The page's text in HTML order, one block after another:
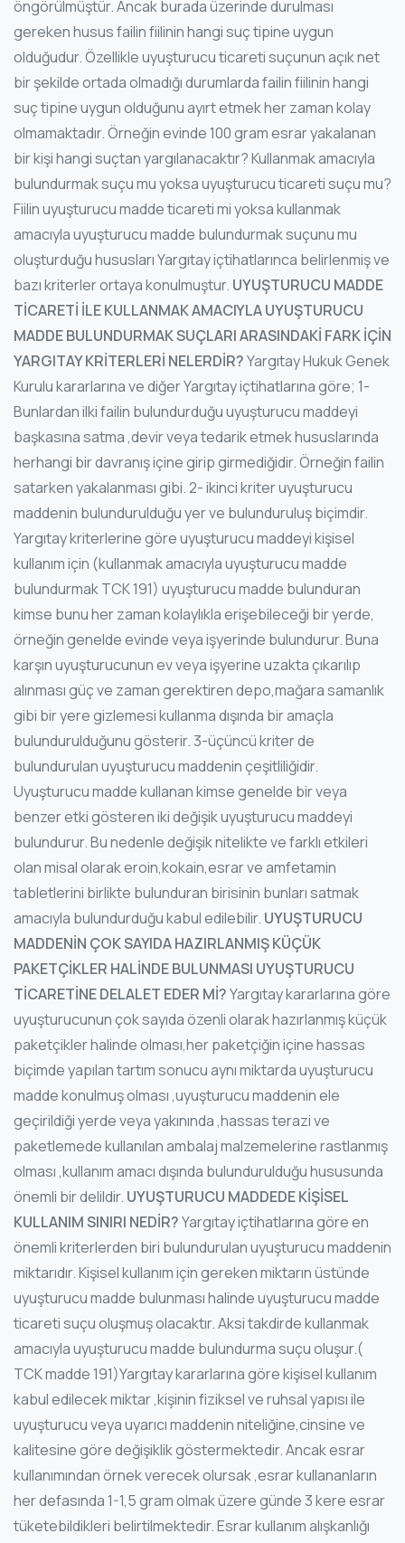
öngörülmüştür. Ancak burada üzerinde durulması
gereken husus failin fiilinin hangi suç tipine uygun
olduğudur. Özellikle uyuşturucu ticareti suçunun açık net
bir şekilde ortada olmadığı durumlarda failin fiilinin hangi
suç tipine uygun olduğunu ayırt etmek her zaman kolay
olmamaktadır. Örneğin evinde 100 gram esrar yakalanan
bir kişi hangi suçtan yargılanacaktır? Kullanmak amacıyla
bulundurmak suçu mu yoksa uyuşturucu ticareti suçu mu?
Fiilin uyuşturucu madde ticareti mi yoksa kullanmak
amacıyla uyuşturucu madde bulundurmak suçunu mu
oluşturduğu hususları Yargıtay içtihatlarınca belirlenmiş ve
bazı kriterler ortaya konulmuştur. UYUŞTURUCU MADDE
TİCARETİ İLE KULLANMAK AMACIYLA UYUŞTURUCU
MADDE BULUNDURMAK SUÇLARI ARASINDAKİ FARK İÇİN
YARGITAY KRİTERLERİ NELERDİR?Yargıtay Hukuk Genek
Kurulu kararlarına ve diğer Yargıtay içtihatlarına göre; 1-
Bunlardan ilki failin bulundurduğu uyuşturucu maddeyi
başkasına satma ,devir veya tedarik etmek hususlarında
herhangi bir davranış içine girip girmediğidir. Örneğin failin
satarken yakalanması gibi. 2- ikinci kriter uyuşturucu
maddenin bulundurulduğu yer ve bulunduruluş biçimdir.
Yargıtay kriterlerine göre uyuşturucu maddeyi kişisel
kullanım için (kullanmak amacıyla uyuşturucu madde
bulundurmak TCK 191) uyuşturucu madde bulunduran
kimse bunu her zaman kolaylıkla erişebileceği bir yerde,
örneğin genelde evinde veya işyerinde bulundurur. Buna
karşın uyuşturucunun ev veya işyerine uzakta çıkarılıp
alınması güç ve zaman gerektiren depo,mağara samanlık
gibi bir yere gizlemesi kullanma dışında bir amaçla
bulundurulduğunu gösterir. 3-üçüncü kriter de
bulundurulan uyuşturucu maddenin çeşitliliğidir.
Uyuşturucu madde kullanan kimse genelde bir veya
benzer etki gösteren iki değişik uyuşturucu maddeyi
bulundurur. Bu nedenle değişik nitelikte ve farklı etkileri
olan misal olarak eroin,kokain,esrar ve amfetamin
tabletlerini birlikte bulunduran birisinin bunları satmak
amacıyla bulundurduğu kabul edilebilir. UYUŞTURUCU
MADDENİN ÇOK SAYIDA HAZIRLANMIŞ KÜÇÜK
PAKETÇİKLER HALİNDE BULUNMASI UYUŞTURUCU
TİCARETİNE DELALET EDER Mİ?Yargıtay kararlarına göre
uyuşturucunun çok sayıda özenli olarak hazırlanmış küçük
paketçikler halinde olması,her paketçiğin içine hassas
biçimde yapılan tartım sonucu aynı miktarda uyuşturucu
madde konulmuş olması ,uyuşturucu maddenin ele
geçirildiği yerde veya yakınında ,hassas terazi ve
paketlemede kullanılan ambalaj malzemelerine rastlanmış
olması ,kullanım amacı dışında bulundurulduğu hususunda
önemli bir delildir. UYUŞTURUCU MADDEDE KİŞİSEL
KULLANIM SINIRI NEDİR?Yargıtay içtihatlarına göre en
önemli kriterlerden biri bulundurulan uyuşturucu maddenin
miktarıdır. Kişisel kullanım için gereken miktarın üstünde
uyuşturucu madde bulunması halinde uyuşturucu madde
ticareti suçu oluşmuş olacaktır. Aksi takdirde kullanmak
amacıyla uyuşturucu madde bulundurma suçu oluşur.(
TCK madde 191)Yargıtay kararlarına göre kişisel kullanım
kabul edilecek miktar ,kişinin fiziksel ve ruhsal yapısı ile
uyuşturucu veya uyarıcı maddenin niteliğine,cinsine ve
kalitesine göre değişiklik göstermektedir. Ancak esrar
kullanımından örnek verecek olursak ,esrar kullananların
her defasında 1-1,5 gram olmak üzere günde 3 kere esrar
tüketebildikleri belirtilmektedir. Esrar kullanım alışkanlığı